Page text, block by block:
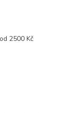
2500 Kč